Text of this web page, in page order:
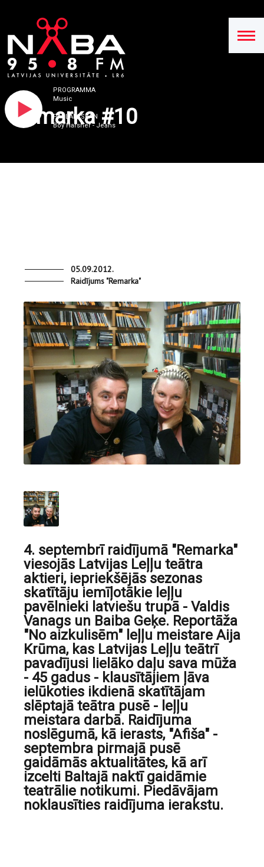
PROGRAMMA
Music
PAŠLAIK SKAN
Boy Harsher - Jeans
Remarka #10
05.09.2012.
Raidījums "Remarka"
4. septembrī raidījumā "Remarka"
viesojās Latvijas Leļļu teātra
aktieri, iepriekšējās sezonas
skatītāju iemīļotākie leļļu
pavēlnieki latviešu trupā - Valdis
Vanags un Baiba Geķe. Reportāža
"No aizkulisēm" leļļu meistare Aija
Krūma, kas Latvijas Leļļu teātrī
pavadījusi lielāko daļu sava mūža
- 45 gadus - klausītājiem ļāva
ielūkoties ikdienā skatītājam
slēptajā teātra pusē - leļļu
meistara darbā. Raidījuma
noslēgumā, kā ierasts, "Afiša" -
septembra pirmajā pusē
gaidāmās aktualitātes, kā arī
izcelti Baltajā naktī gaidāmie
teatrālie notikumi. Piedāvājam
noklausīties raidījuma ierakstu.